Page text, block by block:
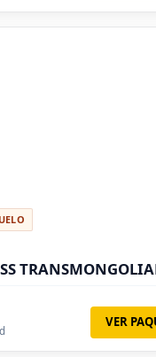
VER